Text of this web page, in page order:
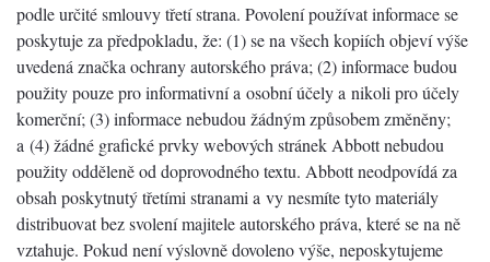
podle určité smlouvy třetí strana. Povolení používat informace se
poskytuje za předpokladu, že: (1) se na všech kopiích objeví výše
uvedená značka ochrany autorského práva; (2) informace budou
použity pouze pro informativní a osobní účely a nikoli pro účely
komerční; (3) informace nebudou žádným způsobem změněny;
a (4) žádné grafické prvky webových stránek Abbott nebudou
použity odděleně od doprovodného textu. Abbott neodpovídá za
obsah poskytnutý třetími stranami a vy nesmíte tyto materiály
distribuovat bez svolení majitele autorského práva, které se na ně
vztahuje. Pokud není výslovně dovoleno výše, neposkytujeme